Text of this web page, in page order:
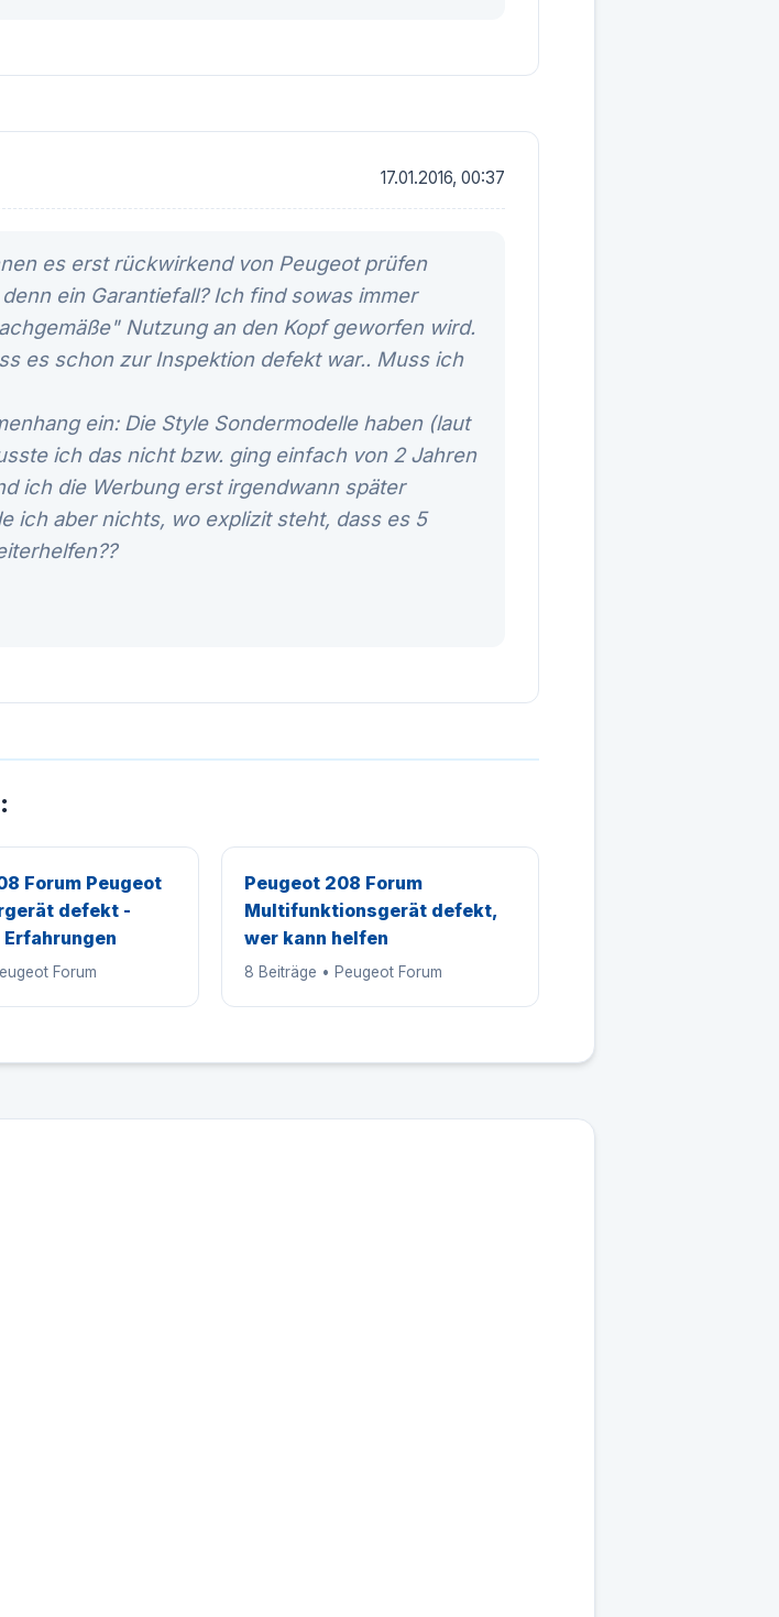
17.01.2016, 00:37
es erst rückwirkend von Peugeot prüfen
ein Garantiefall? Ich find sowas immer
Nutzung an den Kopf geworfen wird.
es schon zur Inspektion defekt war.. Muss ich
ein: Die Style Sondermodelle haben (laut
ich das nicht bzw. ging einfach von 2 Jahren
ich die Werbung erst irgendwann später
ich aber nichts, wo explizit steht, dass es 5
Forum Peugeot
defekt -
Erfahrungen
Forum
Peugeot 208 Forum
Multifunktionsgerät defekt,
wer kann helfen
8 Beiträge • Peugeot Forum